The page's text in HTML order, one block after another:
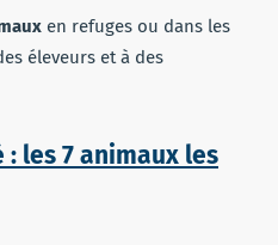
en refuges ou dans les
éleveurs et à des
: les 7 animaux les